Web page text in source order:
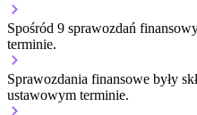
Spośród 9 sprawozdań
terminie.
Sprawozdania finansowe były
ustawowym terminie.